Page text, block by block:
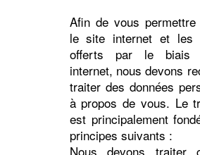
Afin de vous permettre
le site internet et les
offerts par le biais
internet, nous devons
traiter des données
à propos de vous. Le
est principalement
principes suivants :
Nous devons traiter